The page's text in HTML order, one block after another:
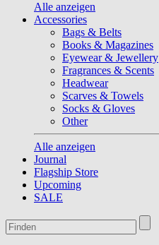
Alle anzeigen
Accessories
Bags & Belts
Books & Magazines
Eyewear & Jewellery
Fragrances & Scents
Headwear
Scarves & Towels
Socks & Gloves
Other
Alle anzeigen
Journal
Flagship Store
Upcoming
SALE